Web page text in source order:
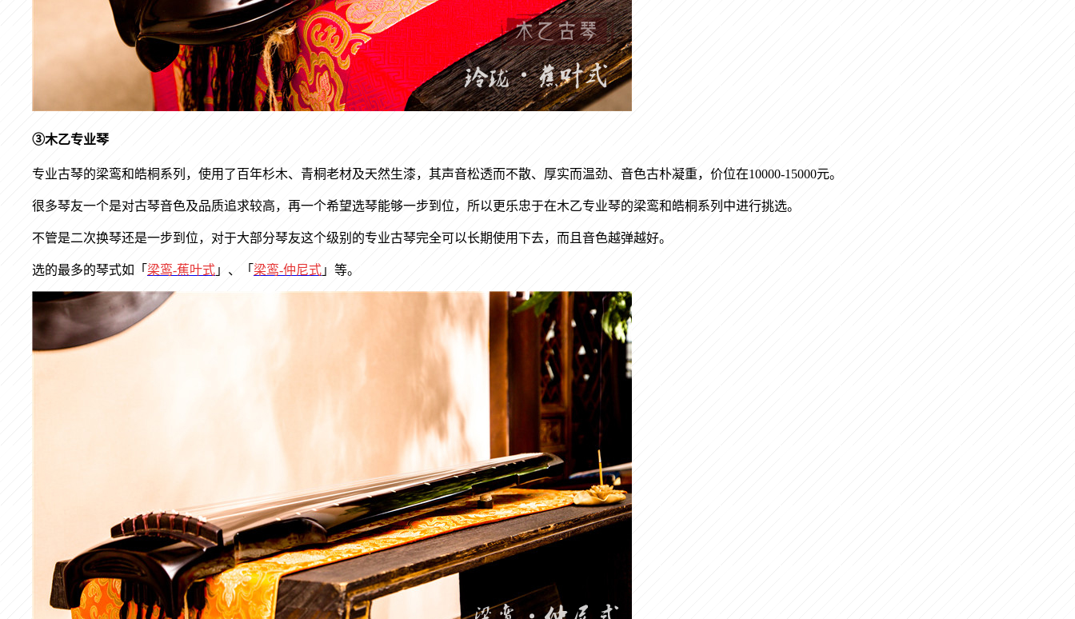
③木乙专业琴
专业古琴的梁鸾和皓桐系列，使用了百年杉木、青桐老材及天然生漆，其声音松透而不散、厚实而温劲、音色古朴凝重，价位在10000-15000元。
很多琴友一个是对古琴音色及品质追求较高，再一个希望选琴能够一步到位，所以更乐忠于在木乙专业琴的梁鸾和皓桐系列中进行挑选。
不管是二次换琴还是一步到位，对于大部分琴友这个级别的专业古琴完全可以长期使用下去，而且音色越弹越好。
选的最多的琴式如 「 梁鸾-蕉叶式 」、「 梁鸾-仲尼式 」 等。